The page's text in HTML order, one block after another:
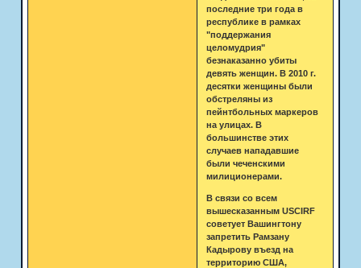
последние три года в
республике в рамках
"поддержания
целомудрия"
безнаказанно убиты
девять женщин. В 2010 г.
десятки женщины были
обстреляны из
пейнтбольных маркеров
на улицах. В
большинстве этих
случаев нападавшие
были чеченскими
милиционерами.
В связи со всем
вышесказанным USCIRF
советует Вашингтону
запретить Рамзану
Кадырову въезд на
территорию США,